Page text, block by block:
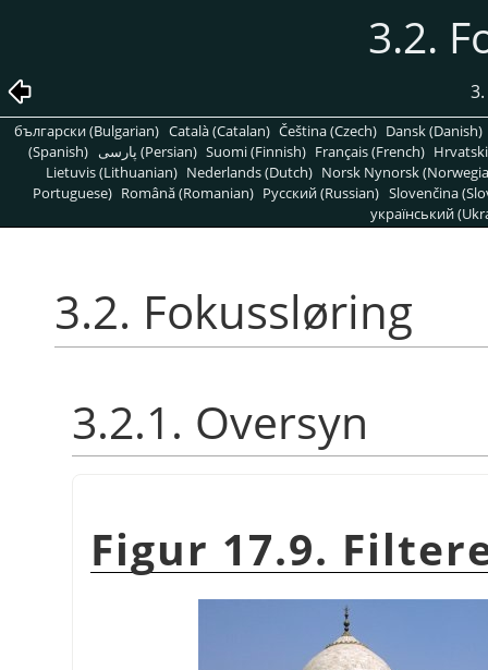
3.2.
български (Bulgarian) Català (Catalan) Čeština (Czech) Dansk (Danish)
(Spanish)
پارسی (Persian) Suomi (Finnish) Français (French)
Lietuvis (Lithuanian) Nederlands (Dutch) Norsk Nynorsk
Portuguese) Română (Romanian) Pусский (Russian) Slovenčina
український
3.2. Fokussløring
3.2.1. Oversyn
Figur 17.9.